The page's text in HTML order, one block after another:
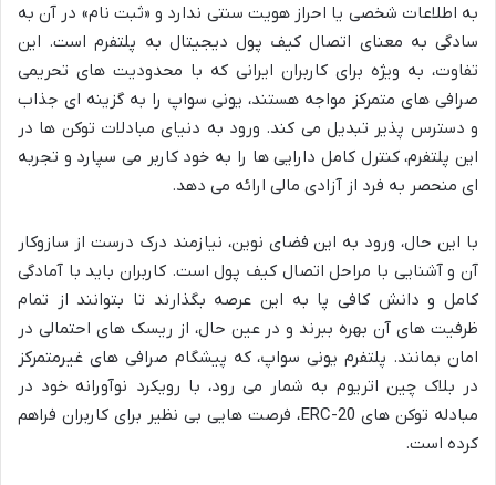
به اطلاعات شخصی یا احراز هویت سنتی ندارد و «ثبت نام» در آن به
سادگی به معنای اتصال کیف پول دیجیتال به پلتفرم است. این
تفاوت، به ویژه برای کاربران ایرانی که با محدودیت های تحریمی
صرافی های متمرکز مواجه هستند، یونی سواپ را به گزینه ای جذاب
و دسترس پذیر تبدیل می کند. ورود به دنیای مبادلات توکن ها در
این پلتفرم، کنترل کامل دارایی ها را به خود کاربر می سپارد و تجربه
ای منحصر به فرد از آزادی مالی ارائه می دهد.
با این حال، ورود به این فضای نوین، نیازمند درک درست از سازوکار
آن و آشنایی با مراحل اتصال کیف پول است. کاربران باید با آمادگی
کامل و دانش کافی پا به این عرصه بگذارند تا بتوانند از تمام
ظرفیت های آن بهره ببرند و در عین حال، از ریسک های احتمالی در
امان بمانند. پلتفرم یونی سواپ، که پیشگام صرافی های غیرمتمرکز
در بلاک چین اتریوم به شمار می رود، با رویکرد نوآورانه خود در
مبادله توکن های ERC-20، فرصت هایی بی نظیر برای کاربران فراهم
کرده است.